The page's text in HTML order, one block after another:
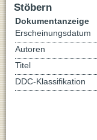
Stöbern
Dokumentanzeige
Erscheinungsdatum
Autoren
Titel
DDC-Klassifikation